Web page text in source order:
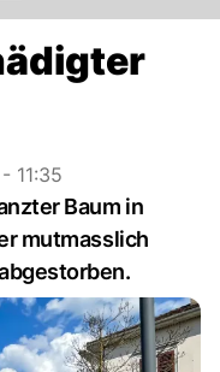
11:35
Baum in
mutmasslich